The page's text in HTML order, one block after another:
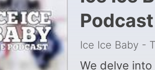
Podcast
Ice Ice Baby -
We delve